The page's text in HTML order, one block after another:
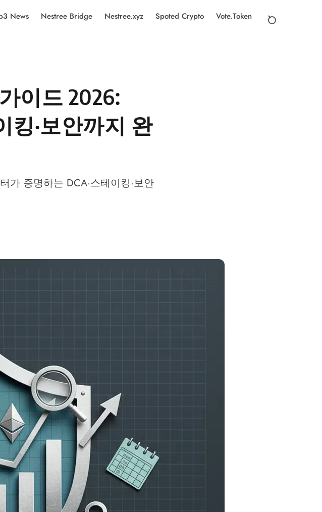
News Nestree Bridge Nestree.xyz Spoted Crypto Vote.Token
이드 2026:
킹·보안까지 완
가 증명하는 DCA·스테이킹·보안